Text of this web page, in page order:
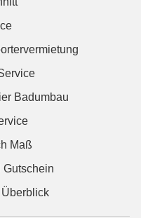
Badumbau
Maß
Gutschein